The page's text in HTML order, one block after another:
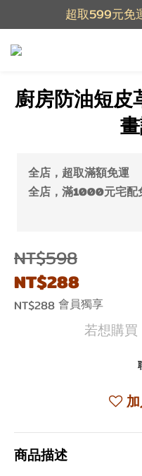
超取599元免
廚房防油短
全店，超取滿額免運
全店，滿1000元宅配
NT$598
NT$288
NT$288 會員獨享
若想購買
商品描述